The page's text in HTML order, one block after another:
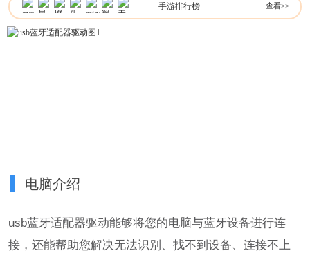
手游排行榜 查看>>
电脑介绍
usb蓝牙适配器驱动能够将您的电脑与蓝牙设备进行连
接，还能帮助您解决无法识别、找不到设备、连接不上